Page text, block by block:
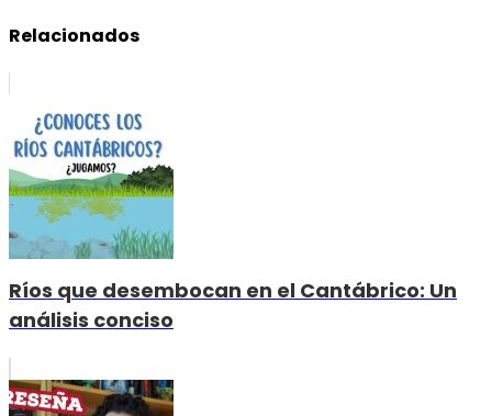
Relacionados
Ríos que desembocan en el Cantábrico: Un
análisis conciso